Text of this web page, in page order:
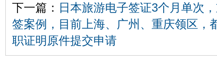
下一篇： 日本旅游电子签证3个月单次
签案例，目前上海、广州、重庆领区，
职证明原件提交申请